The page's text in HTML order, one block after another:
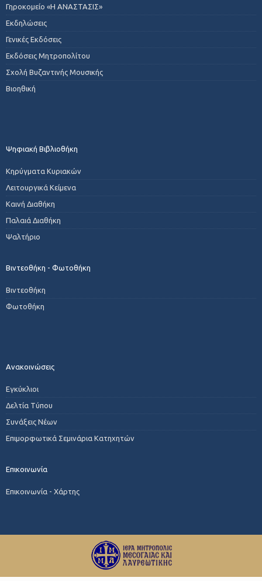
Γηροκομείο «Η ΑΝΑΣΤΑΣΙΣ»
Εκδηλώσεις
Γενικές Εκδόσεις
Εκδόσεις Μητροπολίτου
Σχολή Βυζαντινής Μουσικής
Βιοηθική
Ψηφιακή Βιβλιοθήκη
Κηρύγματα Κυριακών
Λειτουργικά Κείμενα
Καινή Διαθήκη
Παλαιά Διαθήκη
Ψαλτήριο
Βιντεοθήκη - Φωτοθήκη
Βιντεοθήκη
Φωτοθήκη
Ανακοινώσεις
Εγκύκλιοι
Δελτία Τύπου
Συνάξεις Νέων
Επιμορφωτικά Σεμινάρια Κατηχητών
Επικοινωνία
Επικοινωνία - Χάρτης